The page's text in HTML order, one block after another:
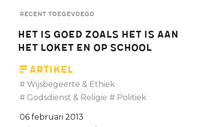
Recent toegevoegd
Het is goed zoals het is aan
het loket en op school
Artikel
Wijsbegeerte & Ethiek
Godsdienst & Religie
Politiek
06 februari 2013